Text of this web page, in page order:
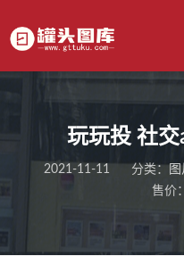
玩玩投 社
2021-11-11 分类： 图
售价